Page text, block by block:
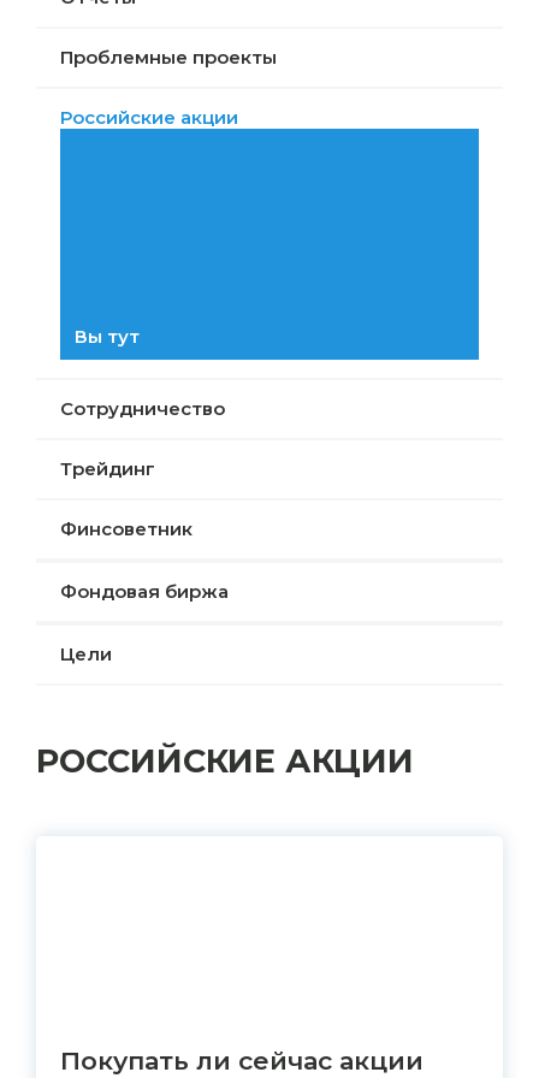
Проблемные проекты
Российские акции
Вы тут
Сотрудничество
Трейдинг
Финсоветник
Фондовая биржа
Цели
РОССИЙСКИЕ АКЦИИ
Покупать ли сейчас акции